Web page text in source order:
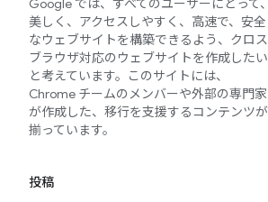
Google では、すべてのユーザーにとって、
美しく、アクセスしやすく、高速で、安全
なウェブサイトを構築できるよう、クロス
ブラウザ対応のウェブサイトを作成したい
と考えています。このサイトには、
Chrome チームのメンバーや外部の専門家
が作成した、移行を支援するコンテンツが
揃っています。
投稿